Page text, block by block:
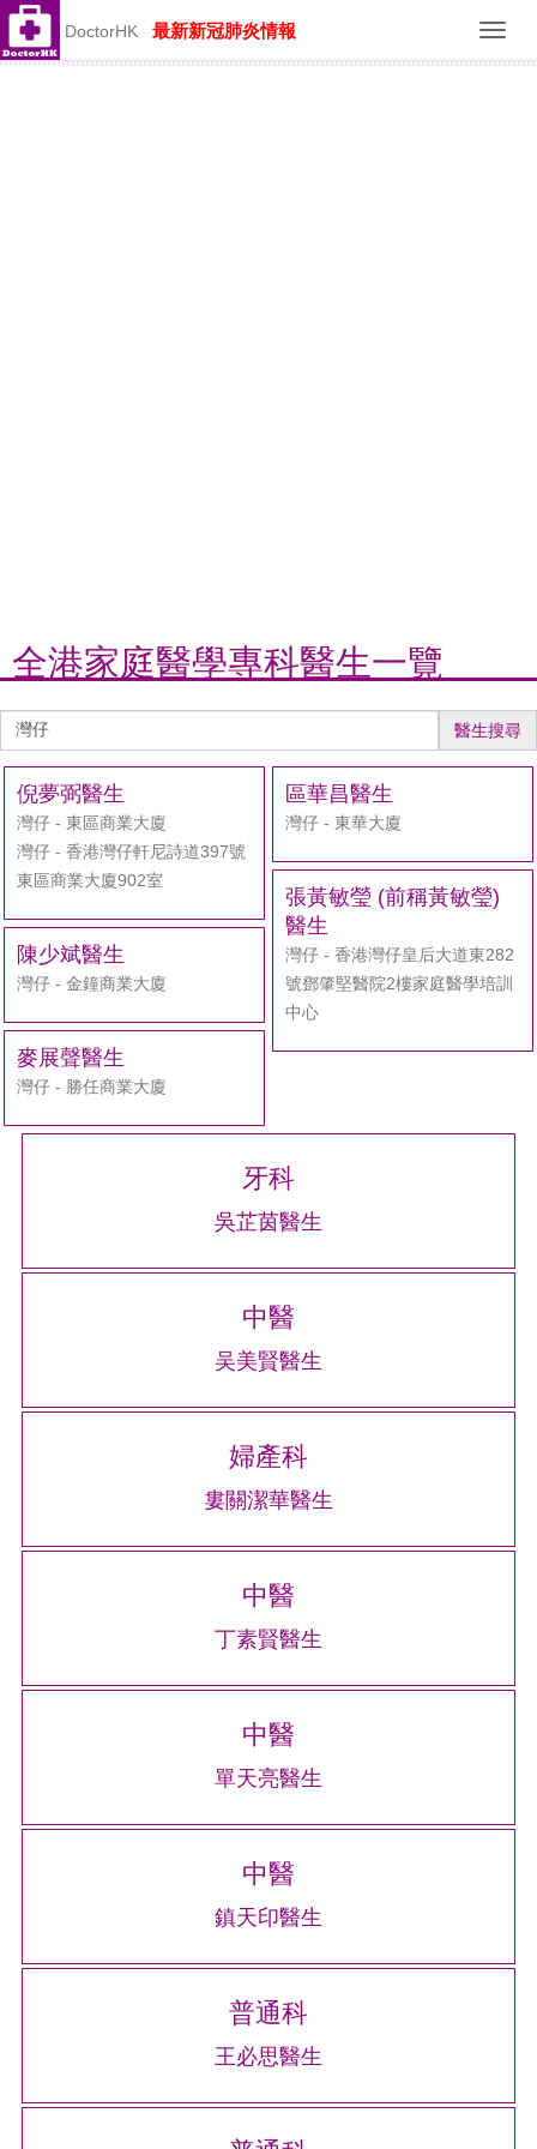
DoctorHK 最新新冠肺炎情報
全港家庭醫學專科醫生一覽
生
醫生搜尋
倪夢弼醫生
灣仔 - 東區商業大廈
灣仔 - 香港灣仔軒尼詩道397號
東區商業大廈902室
區華昌醫生
灣仔 - 東華大廈
張黃敏瑩 (前稱黃敏瑩)
醫生
灣仔 - 香港灣仔皇后大道東282
號鄧肇堅醫院2樓家庭醫學培訓
中心
陳少斌醫生
灣仔 - 金鐘商業大廈
麥展聲醫生
灣仔 - 勝任商業大廈
牙科
吳芷茵醫生
中醫
吴美賢醫生
婦產科
婁關潔華醫生
中醫
丁素賢醫生
中醫
單天亮醫生
中醫
鎮天印醫生
普通科
王必思醫生